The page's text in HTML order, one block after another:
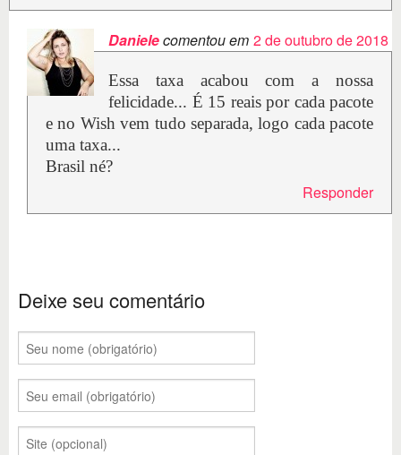
Danielecomentou em 2 de outubro de 2018
Essa taxa acabou com a nossa
felicidade... É 15 reais por cada pacote
e no Wish vem tudo separada, logo cada pacote
uma taxa...
Brasil né?
Responder
Deixe seu comentário